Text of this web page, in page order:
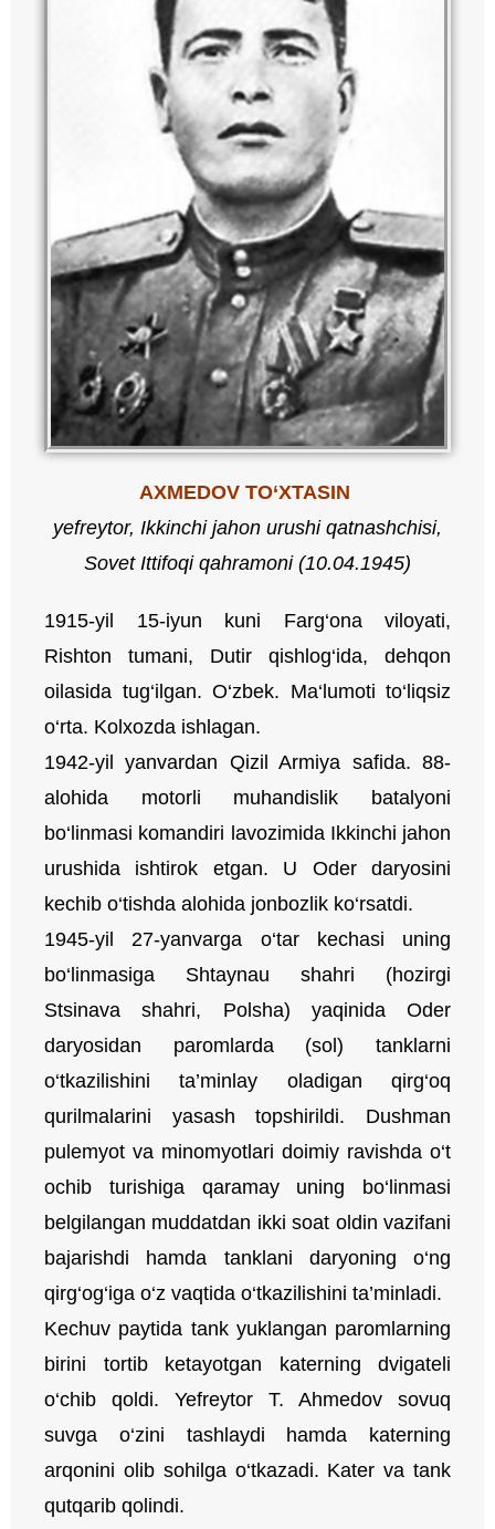
AXMEDOV TO‘XTASIN
yefreytor, Ikkinchi jahon urushi qatnashchisi,
Sovet Ittifoqi qahramoni(10.04.1945)
1915-yil 15-iyun kuni Farg‘ona viloyati,
Rishton tumani, Dutir qishlog‘ida, dehqon
oilasida tug‘ilgan. O‘zbek. Ma‘lumoti to‘liqsiz
o‘rta. Kolxozda ishlagan.
1942-yil yanvardan Qizil Armiya safida. 88-
alohida motorli muhandislik batalyoni
bo‘linmasi komandiri lavozimida Ikkinchi jahon
urushida ishtirok etgan. U Oder daryosini
kechib o‘tishda alohida jonbozlik ko‘rsatdi.
1945-yil 27-yanvarga o‘tar kechasi uning
bo‘linmasiga Shtaynau shahri (hozirgi
Stsinava shahri, Polsha) yaqinida Oder
daryosidan paromlarda (sol) tanklarni
o‘tkazilishini ta’minlay oladigan qirg‘oq
qurilmalarini yasash topshirildi. Dushman
pulemyot va minomyotlari doimiy ravishda o‘t
ochib turishiga qaramay uning bo‘linmasi
belgilangan muddatdan ikki soat oldin vazifani
bajarishdi hamda tanklani daryoning o‘ng
qirg‘og‘iga o‘z vaqtida o‘tkazilishini ta’minladi.
Kechuv paytida tank yuklangan paromlarning
birini tortib ketayotgan katerning dvigateli
o‘chib qoldi. Yefreytor T. Ahmedov sovuq
suvga o‘zini tashlaydi hamda katerning
arqonini olib sohilga o‘tkazadi. Kater va tank
qutqarib qolindi.